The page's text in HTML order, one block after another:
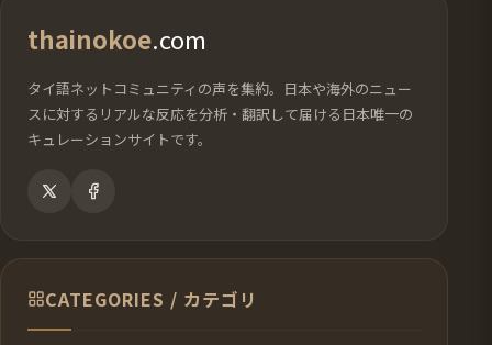
thainokoe.com
タイ語ネットコミュニティの声を集約。日本や海外のニュー
スに対するリアルな反応を分析・翻訳して届ける日本唯一の
キュレーションサイトです。
CATEGORIES / カテゴリ